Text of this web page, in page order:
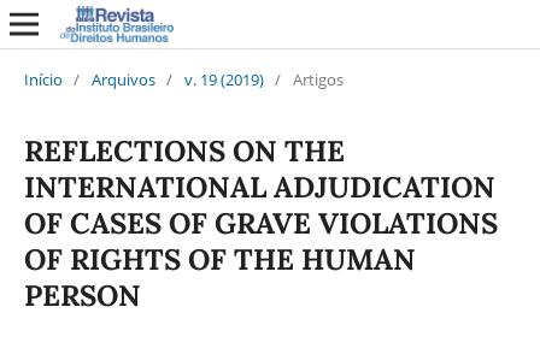
Início / Arquivos / v. 19 (2019) / Artigos
REFLECTIONS ON THE
INTERNATIONAL ADJUDICATION
OF CASES OF GRAVE VIOLATIONS
OF RIGHTS OF THE HUMAN
PERSON